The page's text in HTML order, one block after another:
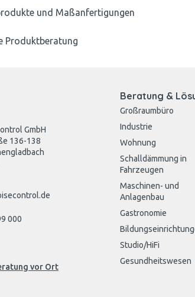
und Maßanfertigungen
Produktberatung
GmbH
136-138
000
vor Ort
Beratung &
Großraumbüro
Industrie
Wohnung
Schalldämmung in
Fahrzeugen
Maschinen- und
Anlagenbau
Gastronomie
Studio/HiFi
Gesundheitswesen